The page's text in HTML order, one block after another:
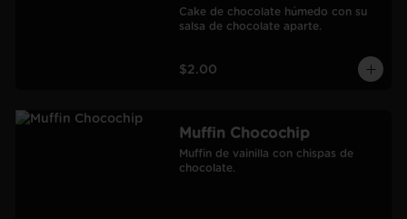
Cake de chocolate húmedo con su
salsa de chocolate aparte.
$2.00
Muffin Chocochip
Muffin de vainilla con chispas de
chocolate.